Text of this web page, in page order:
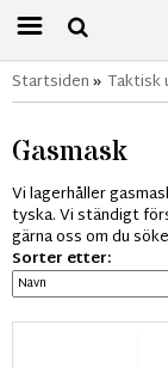
Startsiden» Taktisk
Gasmask
Vi lagerhåller
tyska. Vi ständigt
gärna oss om du
Sorter etter: